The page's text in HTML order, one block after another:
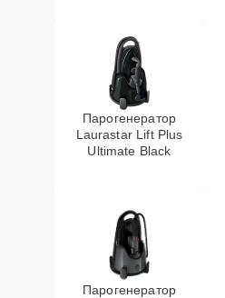
Парогенератор
Laurastar Lift Plus
Ultimate Black
Парогенератор